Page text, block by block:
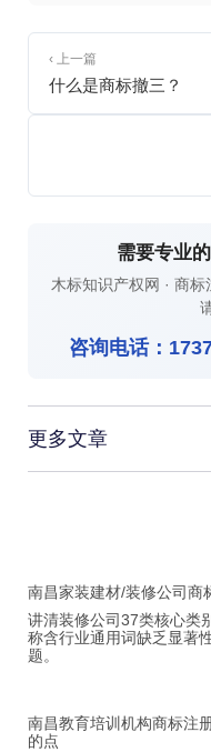
‹ 上一篇
什么是商标撤三？
需要专业
木标知识产权网 · 商
咨询电话：
更多文章
南昌家装建材/装修公司商
讲清装修公司37类核心类
称含行业通用词缺乏显著
题。
南昌教育培训机构商标注
的点